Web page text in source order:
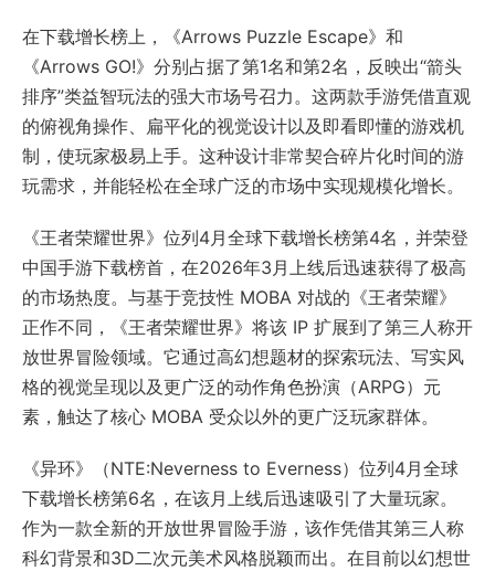
在下载增长榜上，《Arrows Puzzle Escape》和
《Arrows GO!》分别占据了第1名和第2名，反映出“箭头
排序”类益智玩法的强大市场号召力。这两款手游凭借直观
的俯视角操作、扁平化的视觉设计以及即看即懂的游戏机
制，使玩家极易上手。这种设计非常契合碎片化时间的游
玩需求，并能轻松在全球广泛的市场中实现规模化增长。
《王者荣耀世界》位列4月全球下载增长榜第4名，并荣登
中国手游下载榜首，在2026年3月上线后迅速获得了极高
的市场热度。与基于竞技性 MOBA 对战的《王者荣耀》
正作不同，《王者荣耀世界》将该 IP 扩展到了第三人称开
放世界冒险领域。它通过高幻想题材的探索玩法、写实风
格的视觉呈现以及更广泛的动作角色扮演（ARPG）元
素，触达了核心 MOBA 受众以外的更广泛玩家群体。
《异环》（NTE:Neverness to Everness）位列4月全球
下载增长榜第6名，在该月上线后迅速吸引了大量玩家。
作为一款全新的开放世界冒险手游，该作凭借其第三人称
科幻背景和3D二次元美术风格脱颖而出。在目前以幻想世